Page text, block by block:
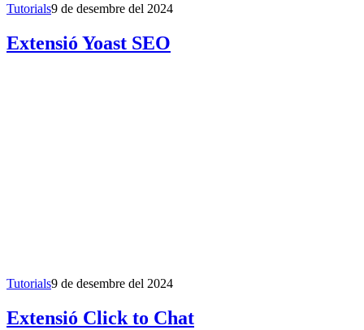
Tutorials9 de desembre del 2024
Extensió Yoast SEO
Tutorials9 de desembre del 2024
Extensió Click to Chat